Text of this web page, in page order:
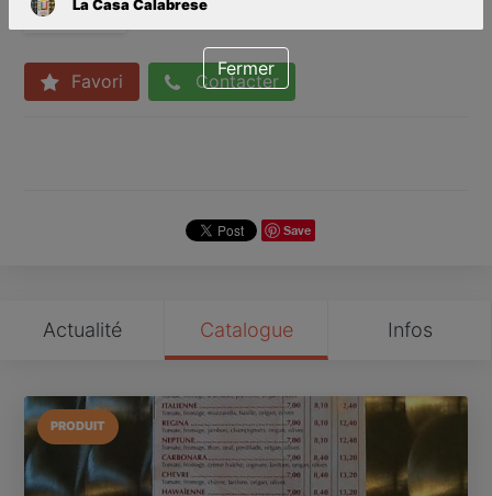
Grasse
Favori Contacter
Save
Actualité Catalogue Infos
PRODUIT
La Casa Calabrese
Fermer